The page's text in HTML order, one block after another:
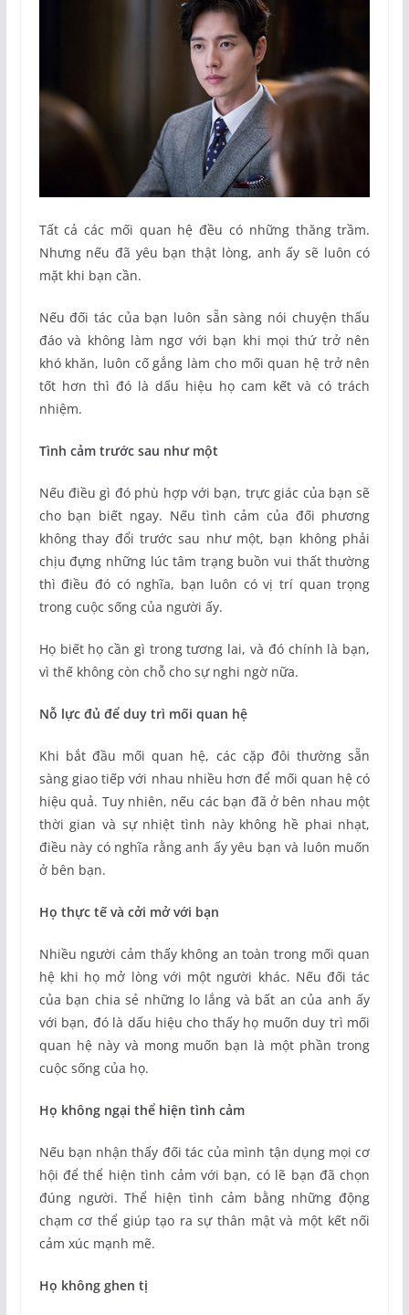
Tất cả các mối quan hệ đều có những thăng trầm.
Nhưng nếu đã yêu bạn thật lòng, anh ấy sẽ luôn có
mặt khi bạn cần.
Nếu đối tác của bạn luôn sẵn sàng nói chuyện thấu
đáo và không làm ngơ với bạn khi mọi thứ trở nên
khó khăn, luôn cố gắng làm cho mối quan hệ trở nên
tốt hơn thì đó là dấu hiệu họ cam kết và có trách
nhiệm.
Tình cảm trước sau như một
Nếu điều gì đó phù hợp với bạn, trực giác của bạn sẽ
cho bạn biết ngay. Nếu tình cảm của đối phương
không thay đổi trước sau như một, bạn không phải
chịu đựng những lúc tâm trạng buồn vui thất thường
thì điều đó có nghĩa, bạn luôn có vị trí quan trọng
trong cuộc sống của người ấy.
Họ biết họ cần gì trong tương lai, và đó chính là bạn,
vì thế không còn chỗ cho sự nghi ngờ nữa.
Nỗ lực đủ để duy trì mối quan hệ
Khi bắt đầu mối quan hệ, các cặp đôi thường sẵn
sàng giao tiếp với nhau nhiều hơn để mối quan hệ có
hiệu quả. Tuy nhiên, nếu các bạn đã ở bên nhau một
thời gian và sự nhiệt tình này không hề phai nhạt,
điều này có nghĩa rằng anh ấy yêu bạn và luôn muốn
ở bên bạn.
Họ thực tế và cởi mở với bạn
Nhiều người cảm thấy không an toàn trong mối quan
hệ khi họ mở lòng với một người khác. Nếu đối tác
của bạn chia sẻ những lo lắng và bất an của anh ấy
với bạn, đó là dấu hiệu cho thấy họ muốn duy trì mối
quan hệ này và mong muốn bạn là một phần trong
cuộc sống của họ.
Họ không ngại thể hiện tình cảm
Nếu bạn nhận thấy đối tác của mình tận dụng mọi cơ
hội để thể hiện tình cảm với bạn, có lẽ bạn đã chọn
đúng người. Thể hiện tình cảm bằng những động
chạm cơ thể giúp tạo ra sự thân mật và một kết nối
cảm xúc mạnh mẽ.
Họ không ghen tị